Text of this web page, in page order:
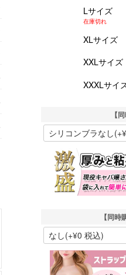
Lサイズ
在庫切れ
XLサイズ
XXLサイズ
XXXLサイ
【
【同